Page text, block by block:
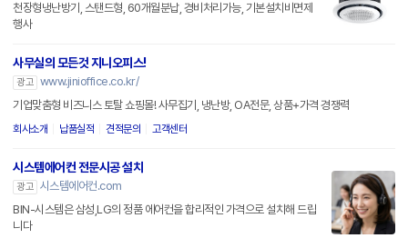
천장형냉난방기, 스탠드형, 60개월분납, 경비처리가능, 기본설치비면제
행사
사무실의 모든것 지니오피스!
광고 www.jinioffice.co.kr/
기업맞춤형 비즈니스 토탈 쇼핑몰! 사무집기, 냉난방, OA전문, 상품+가격 경쟁력
회사소개 납품실적 견적문의 고객센터
시스템에어컨 전문시공 설치
광고 시스템에어컨.com
BIN-시스템은 삼성,LG의 정품 에어컨을 합리적인 가격으로 설치해 드립
니다